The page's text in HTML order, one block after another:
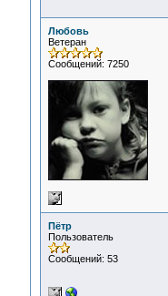
Любовь
Ветеран
Сообщений: 7250
Пётр
Пользователь
Сообщений: 53